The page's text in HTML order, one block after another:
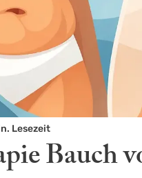
Bauch
Lesezeit